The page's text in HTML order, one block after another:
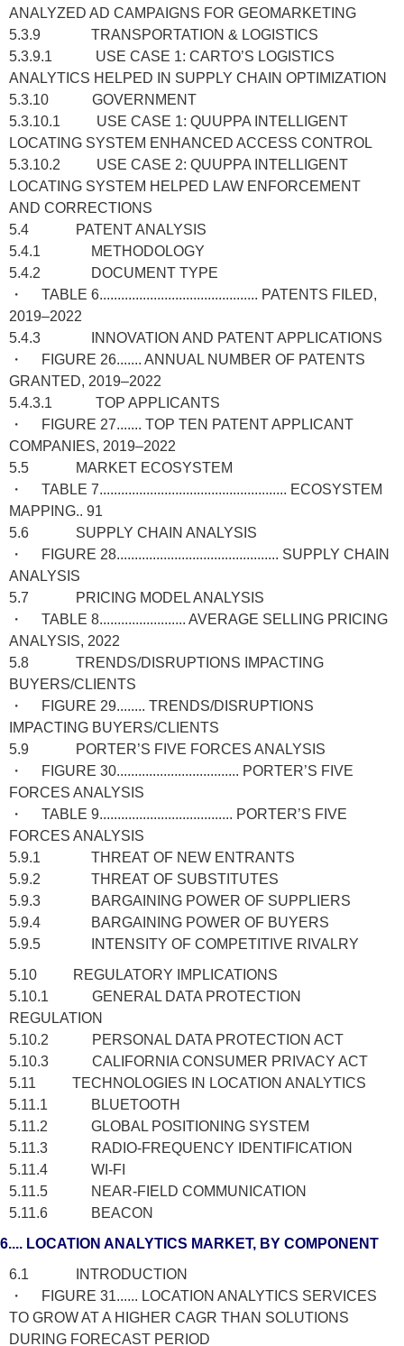
ANALYZED AD CAMPAIGNS FOR GEOMARKETING
5.3.9 TRANSPORTATION & LOGISTICS
5.3.9.1 USE CASE 1: CARTO’S LOGISTICS
ANALYTICS HELPED IN SUPPLY CHAIN OPTIMIZATION
5.3.10 GOVERNMENT
5.3.10.1 USE CASE 1: QUUPPA INTELLIGENT
LOCATING SYSTEM ENHANCED ACCESS CONTROL
5.3.10.2 USE CASE 2: QUUPPA INTELLIGENT
LOCATING SYSTEM HELPED LAW ENFORCEMENT
AND CORRECTIONS
5.4 PATENT ANALYSIS
5.4.1 METHODOLOGY
5.4.2 DOCUMENT TYPE
・ TABLE 6............................................ PATENTS FILED,
2019–2022
5.4.3 INNOVATION AND PATENT APPLICATIONS
・ FIGURE 26....... ANNUAL NUMBER OF PATENTS
GRANTED, 2019–2022
5.4.3.1 TOP APPLICANTS
・ FIGURE 27....... TOP TEN PATENT APPLICANT
COMPANIES, 2019–2022
5.5 MARKET ECOSYSTEM
・ TABLE 7.................................................... ECOSYSTEM
MAPPING.. 91
5.6 SUPPLY CHAIN ANALYSIS
・ FIGURE 28............................................. SUPPLY CHAIN
ANALYSIS
5.7 PRICING MODEL ANALYSIS
・ TABLE 8........................ AVERAGE SELLING PRICING
ANALYSIS, 2022
5.8 TRENDS/DISRUPTIONS IMPACTING
BUYERS/CLIENTS
・ FIGURE 29........ TRENDS/DISRUPTIONS
IMPACTING BUYERS/CLIENTS
5.9 PORTER’S FIVE FORCES ANALYSIS
・ FIGURE 30.................................. PORTER’S FIVE
FORCES ANALYSIS
・ TABLE 9..................................... PORTER’S FIVE
FORCES ANALYSIS
5.9.1 THREAT OF NEW ENTRANTS
5.9.2 THREAT OF SUBSTITUTES
5.9.3 BARGAINING POWER OF SUPPLIERS
5.9.4 BARGAINING POWER OF BUYERS
5.9.5 INTENSITY OF COMPETITIVE RIVALRY
5.10 REGULATORY IMPLICATIONS
5.10.1 GENERAL DATA PROTECTION
REGULATION
5.10.2 PERSONAL DATA PROTECTION ACT
5.10.3 CALIFORNIA CONSUMER PRIVACY ACT
5.11 TECHNOLOGIES IN LOCATION ANALYTICS
5.11.1 BLUETOOTH
5.11.2 GLOBAL POSITIONING SYSTEM
5.11.3 RADIO-FREQUENCY IDENTIFICATION
5.11.4 WI-FI
5.11.5 NEAR-FIELD COMMUNICATION
5.11.6 BEACON
6.... LOCATION ANALYTICS MARKET, BY COMPONENT
6.1 INTRODUCTION
・ FIGURE 31...... LOCATION ANALYTICS SERVICES
TO GROW AT A HIGHER CAGR THAN SOLUTIONS
DURING FORECAST PERIOD